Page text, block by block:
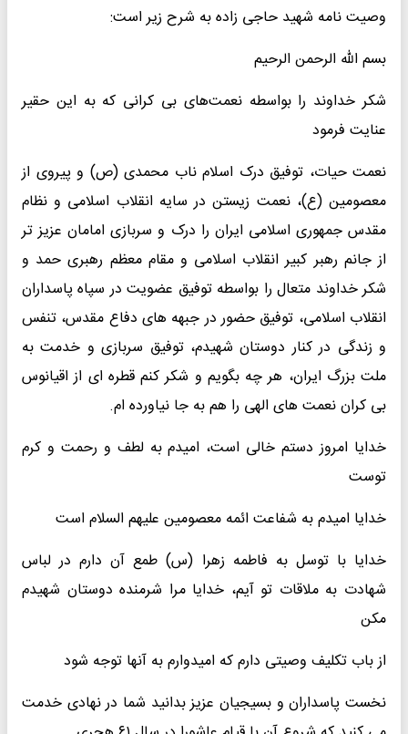
وصیت نامه شهید حاجی زاده به شرح زیر است:
بسم الله الرحمن الرحیم
شکر خداوند را بواسطه نعمت‌های بی کرانی که به این حقیر
عنایت فرمود
نعمت حیات، توفیق درک اسلام ناب محمدی (ص) و پیروی از
معصومین (ع)، نعمت زیستن در سایه انقلاب اسلامی و نظام
مقدس جمهوری اسلامی ایران را درک و سربازی امامان عزیز تر
از جانم رهبر کبیر انقلاب اسلامی و مقام معظم رهبری حمد و
شکر خداوند متعال را بواسطه توفیق عضویت در سپاه پاسداران
انقلاب اسلامی، توفیق حضور در جبهه های دفاع مقدس، تنفس
و زندگی در کنار دوستان شهیدم، توفیق سربازی و خدمت به
ملت بزرگ ایران، هر چه بگویم و شکر کنم قطره ای از اقیانوس
بی کران نعمت های الهی را هم به جا نیاورده ام.
خدایا امروز دستم خالی است، امیدم به لطف و رحمت و کرم
توست
خدایا امیدم به شفاعت ائمه معصومین علیهم السلام است
خدایا با توسل به فاطمه زهرا (س) طمع آن دارم در لباس
شهادت به ملاقات تو آیم، خدایا مرا شرمنده دوستان شهیدم
مکن
از باب تکلیف وصیتی دارم که امیدوارم به آنها توجه شود
نخست پاسداران و بسیجیان عزیز بدانید شما در نهادی خدمت